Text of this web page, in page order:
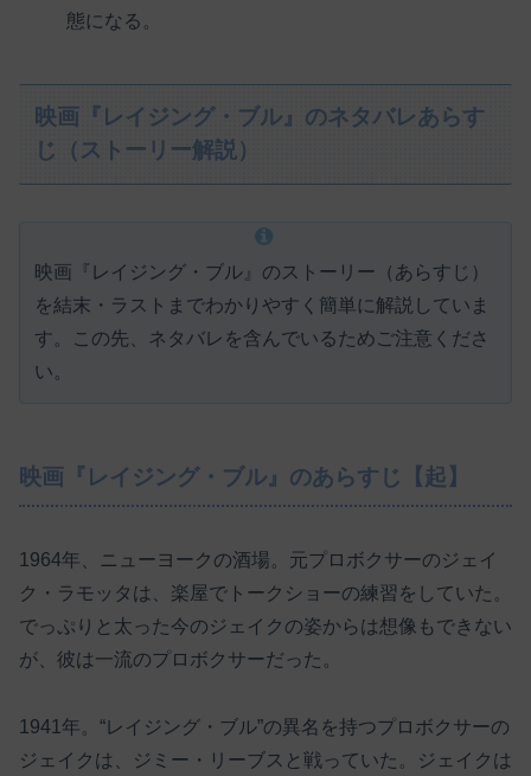
態になる。
映画『レイジング・ブル』のネタバレあらす
じ（ストーリー解説）
映画『レイジング・ブル』のストーリー（あらすじ）
を結末・ラストまでわかりやすく簡単に解説していま
す。この先、ネタバレを含んでいるためご注意くださ
い。
映画『レイジング・ブル』のあらすじ【起】
1964年、ニューヨークの酒場。元プロボクサーのジェイ
ク・ラモッタは、楽屋でトークショーの練習をしていた。
でっぷりと太った今のジェイクの姿からは想像もできない
が、彼は一流のプロボクサーだった。
1941年。“レイジング・ブル”の異名を持つプロボクサーの
ジェイクは、ジミー・リーブスと戦っていた。ジェイクは